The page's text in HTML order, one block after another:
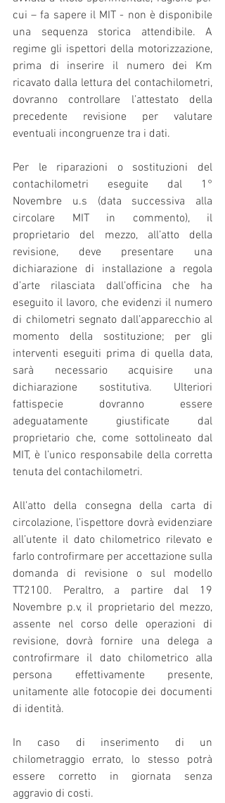
cui – fa sapere il MIT - non è disponibile
una sequenza storica attendibile. A
regime gli ispettori della motorizzazione,
prima di inserire il numero dei Km
ricavato dalla lettura del contachilometri,
dovranno controllare l’attestato della
precedente revisione per valutare
eventuali incongruenze tra i dati.
Per le riparazioni o sostituzioni del
contachilometri eseguite dal 1°
Novembre u.s (data successiva alla
circolare MIT in commento), il
proprietario del mezzo, all’atto della
revisione, deve presentare una
dichiarazione di installazione a regola
d’arte rilasciata dall’officina che ha
eseguito il lavoro, che evidenzi il numero
di chilometri segnato dall’apparecchio al
momento della sostituzione; per gli
interventi eseguiti prima di quella data,
sarà necessario acquisire una
dichiarazione sostitutiva. Ulteriori
fattispecie dovranno essere
adeguatamente giustificate dal
proprietario che, come sottolineato dal
MIT, è l’unico responsabile della corretta
tenuta del contachilometri.
All’atto della consegna della carta di
circolazione, l’ispettore dovrà evidenziare
all’utente il dato chilometrico rilevato e
farlo controfirmare per accettazione sulla
domanda di revisione o sul modello
TT2100. Peraltro, a partire dal 19
Novembre p.v, il proprietario del mezzo,
assente nel corso delle operazioni di
revisione, dovrà fornire una delega a
controfirmare il dato chilometrico alla
persona effettivamente presente,
unitamente alle fotocopie dei documenti
di identità.
In caso di inserimento di un
chilometraggio errato, lo stesso potrà
essere corretto in giornata senza
aggravio di costi.